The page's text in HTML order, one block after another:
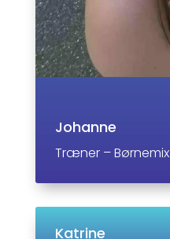
Johanne
Træner – Børnemix
Katrine